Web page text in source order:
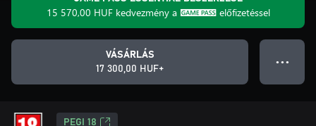
15 570,00 HUFkedvezmény a előfizetéssel
VÁSÁRLÁS
17 300,00 HUF+
● ● ●
PEGI 18